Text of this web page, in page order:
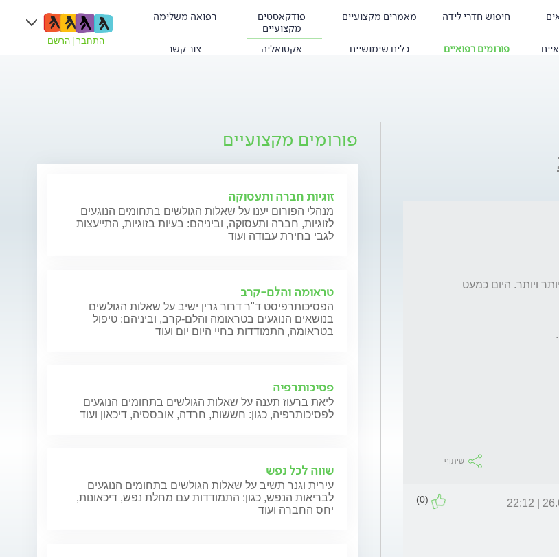
חיפוש חדרי לידה מאמרים מקצועיים
פודקאסטים
מקצועיים
רפואה משלימה
פורומים רפואיים כלים שימושיים אקטואליה צור קשר
התחבר הרשם
שיתוף
(0)
פורומים מקצועיים
זוגיות חברה ותעסוקה
מנהלי הפורום יענו על שאלות הגולשים בתחומים הנוגעים
לזוגיות, חברה ותעסוקה, וביניהם: בעיות בזוגיות, התייעצות
לגבי בחירת עבודה ועוד
טראומה והלם-קרב
הפסיכותרפיסט ד"ר דרור גרין ישיב על שאלות הגולשים
בנושאים הנוגעים בטראומה והלם-קרב, וביניהם: טיפול
בטראומה, התמודדות בחיי היום יום ועוד
פסיכותרפיה
ליאת ברעוז תענה על שאלות הגולשים בתחומים הנוגעים
לפסיכותרפיה, כגון: חששות, חרדה, אובססיה, דיכאון ועוד
שווה לכל נפש
עירית וגנר תשיב על שאלות הגולשים בתחומים הנוגעים
לבריאות הנפש, כגון: התמודדות עם מחלת נפש, דיכאונות,
יחס החברה ועוד